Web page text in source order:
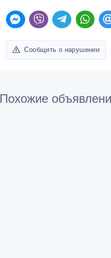
Сообщить о нарушении
Похожие